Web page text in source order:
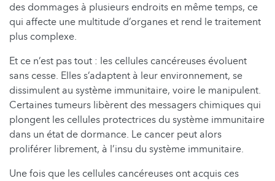
des dommages à plusieurs endroits en même temps, ce
qui affecte une multitude d’organes et rend le traitement
plus complexe.
Et ce n’est pas tout : les cellules cancéreuses évoluent
sans cesse. Elles s’adaptent à leur environnement, se
dissimulent au système immunitaire, voire le manipulent.
Certaines tumeurs libèrent des messagers chimiques qui
plongent les cellules protectrices du système immunitaire
dans un état de dormance. Le cancer peut alors
proliférer librement, à l’insu du système immunitaire.
Une fois que les cellules cancéreuses ont acquis ces